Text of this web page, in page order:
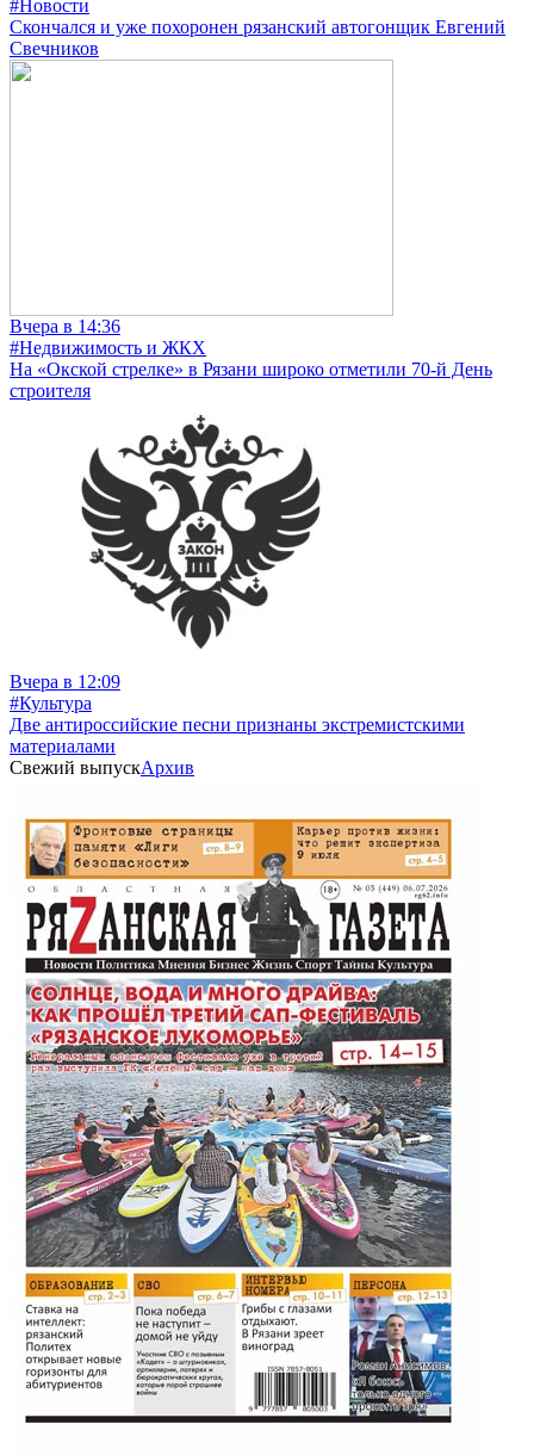
#Новости
Скончался и уже похоронен рязанский автогонщик Евгений
Свечников
Вчера в 14:36
#Недвижимость и ЖКХ
На «Окской стрелке» в Рязани широко отметили 70-й День
строителя
Вчера в 12:09
#Культура
Две антироссийские песни признаны экстремистскими
материалами
Свежий выпускАрхив